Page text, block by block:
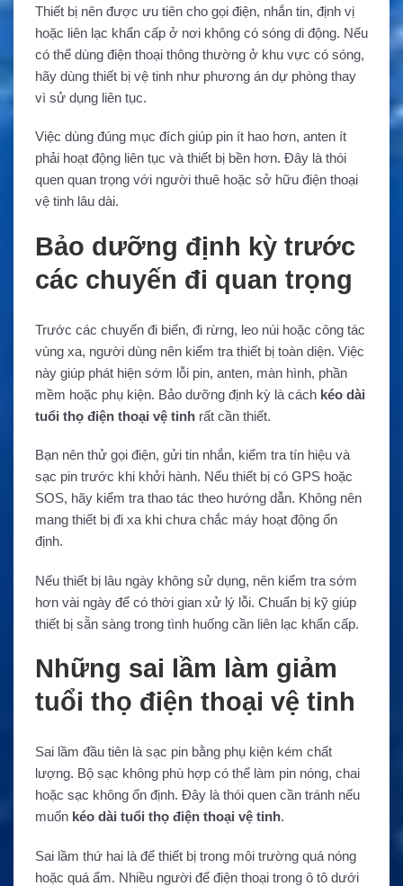
Thiết bị nên được ưu tiên cho gọi điện, nhắn tin, định vị
hoặc liên lạc khẩn cấp ở nơi không có sóng di động. Nếu
có thể dùng điện thoại thông thường ở khu vực có sóng,
hãy dùng thiết bị vệ tinh như phương án dự phòng thay
vì sử dụng liên tục.
Việc dùng đúng mục đích giúp pin ít hao hơn, anten ít
phải hoạt động liên tục và thiết bị bền hơn. Đây là thói
quen quan trọng với người thuê hoặc sở hữu điện thoại
vệ tinh lâu dài.
Bảo dưỡng định kỳ trước
các chuyến đi quan trọng
Trước các chuyến đi biển, đi rừng, leo núi hoặc công tác
vùng xa, người dùng nên kiểm tra thiết bị toàn diện. Việc
này giúp phát hiện sớm lỗi pin, anten, màn hình, phần
mềm hoặc phụ kiện. Bảo dưỡng định kỳ là cách kéo dài
tuổi thọ điện thoại vệ tinh rất cần thiết.
Bạn nên thử gọi điện, gửi tin nhắn, kiểm tra tín hiệu và
sạc pin trước khi khởi hành. Nếu thiết bị có GPS hoặc
SOS, hãy kiểm tra thao tác theo hướng dẫn. Không nên
mang thiết bị đi xa khi chưa chắc máy hoạt động ổn
định.
Nếu thiết bị lâu ngày không sử dụng, nên kiểm tra sớm
hơn vài ngày để có thời gian xử lý lỗi. Chuẩn bị kỹ giúp
thiết bị sẵn sàng trong tình huống cần liên lạc khẩn cấp.
Những sai lầm làm giảm
tuổi thọ điện thoại vệ tinh
Sai lầm đầu tiên là sạc pin bằng phụ kiện kém chất
lượng. Bộ sạc không phù hợp có thể làm pin nóng, chai
hoặc sạc không ổn định. Đây là thói quen cần tránh nếu
muốn kéo dài tuổi thọ điện thoại vệ tinh.
Sai lầm thứ hai là để thiết bị trong môi trường quá nóng
hoặc quá ẩm. Nhiều người để điện thoại trong ô tô dưới